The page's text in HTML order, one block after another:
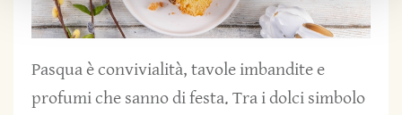
Pasqua è convivialità, tavole imbandite e
profumi che sanno di festa. Tra i dolci simbolo